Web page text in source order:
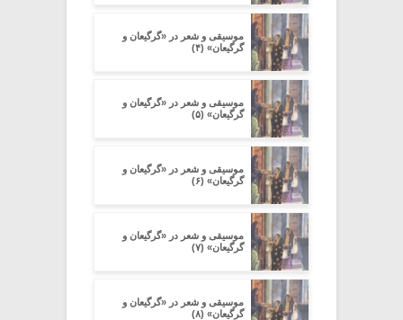
موسیقی و شعر در «گرگیعان و
گرگیعان» (۴)
موسیقی و شعر در «گرگیعان و
گرگیعان» (۵)
موسیقی و شعر در «گرگیعان و
گرگیعان» (۶)
موسیقی و شعر در «گرگیعان و
گرگیعان» (۷)
موسیقی و شعر در «گرگیعان و
گرگیعان» (۸)